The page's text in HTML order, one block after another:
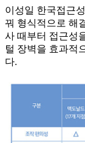
이성일 한국접근
꿔 형식적으로 해
사 때부터 접근성
털 장벽을 효과적
다.